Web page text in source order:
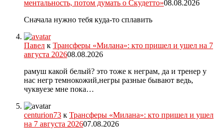
ментальность, потом думать о Скудетто»08.08.2026
Сначала нужно тебя куда-то сплавить
Павел к Трансферы «Милана»: кто пришел и ушел на 7
августа 202608.08.2026
рамуш какой белый? это тоже к неграм, да и тренер у
нас негр темнокожий,негры разные бывают ведь,
чуквуезе мне пока…
centurion73 к Трансферы «Милана»: кто пришел и ушел
на 7 августа 202607.08.2026